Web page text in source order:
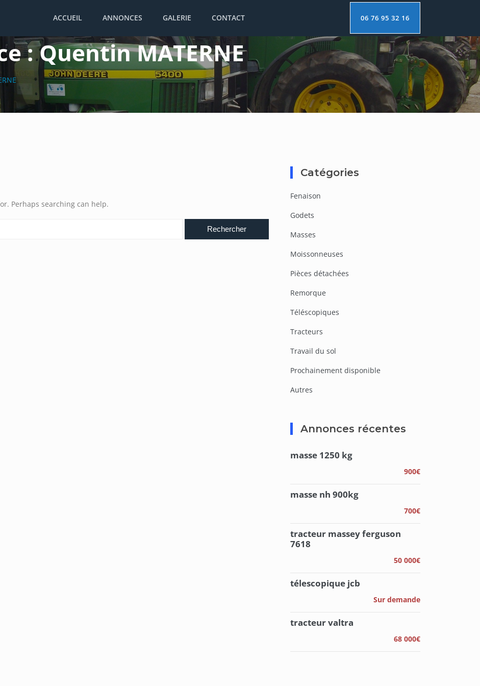
ACCUEIL ANNONCES GALERIE CONTACT 06 76 95 32 16
:Quentin MATERNE
Perhaps searching can help.
Catégories
Fenaison
Godets
Masses
Moissonneuses
Pièces détachées
Remorque
Téléscopiques
Tracteurs
Travail du sol
Prochainement disponible
Autres
Annonces récentes
masse 1250 kg
900€
masse nh 900kg
700€
tracteur massey ferguson
7618
50 000€
télescopique jcb
Sur demande
tracteur valtra
68 000€